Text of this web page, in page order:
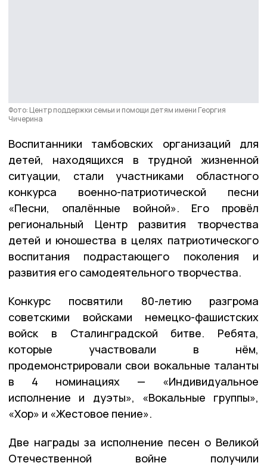
Фото: Центр поддержки семьи и помощи детям имени Георгия
Чичерина
Воспитанники тамбовских организаций для
детей, находящихся в трудной жизненной
ситуации, стали участниками областного
конкурса военно-патриотической песни
«Песни, опалённые войной». Его провёл
региональный Центр развития творчества
детей и юношества в целях патриотического
воспитания подрастающего поколения и
развития его самодеятельного творчества.
Конкурс посвятили 80-летию разгрома
советскими войсками немецко-фашистских
войск в Сталинградской битве. Ребята,
которые участвовали в нём,
продемонстрировали свои вокальные таланты
в 4 номинациях — «Индивидуальное
исполнение и дуэты», «Вокальные группы»,
«Хор» и «Жестовое пение».
Две награды за исполнение песен о Великой
Отечественной войне получили